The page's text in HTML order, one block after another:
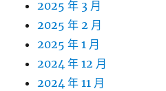
2025 年 3 月
2025 年 2 月
2025 年 1 月
2024 年 12 月
2024 年 11 月